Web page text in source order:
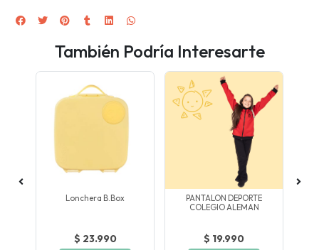
También Podría Interesarte
Lonchera B.box
$ 23.990
PANTALON DEPORTE
COLEGIO ALEMAN
$ 19.990